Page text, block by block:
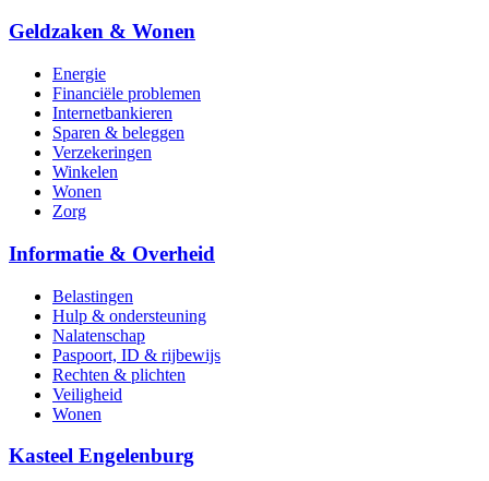
Geldzaken & Wonen
Energie
Financiële problemen
Internetbankieren
Sparen & beleggen
Verzekeringen
Winkelen
Wonen
Zorg
Informatie & Overheid
Belastingen
Hulp & ondersteuning
Nalatenschap
Paspoort, ID & rijbewijs
Rechten & plichten
Veiligheid
Wonen
Kasteel Engelenburg